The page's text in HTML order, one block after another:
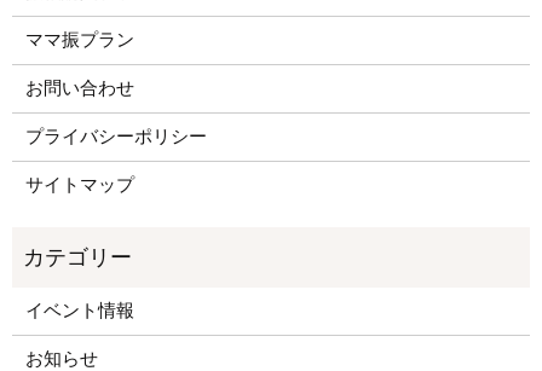
ママ振プラン
お問い合わせ
プライバシーポリシー
サイトマップ
イベント情報
お知らせ